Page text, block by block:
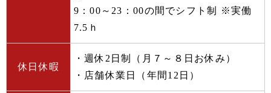
9：00～23：00の間でシフト制 ※実働
7.5ｈ
休日休暇
・週休2日制（月７～８日お休み）
・店舗休業日（年間12日）